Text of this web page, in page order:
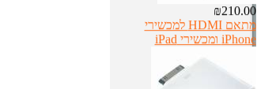
₪210.00
מתאם HDMI למכשירי
iPhone ומכשירי iPad